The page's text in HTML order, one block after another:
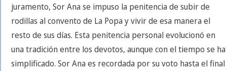
juramento, Sor Ana se impuso la penitencia de subir de
rodillas al convento de La Popa y vivir de esa manera el
resto de sus días. Esta penitencia personal evolucionó en
una tradición entre los devotos, aunque con el tiempo se ha
simplificado. Sor Ana es recordada por su voto hasta el final